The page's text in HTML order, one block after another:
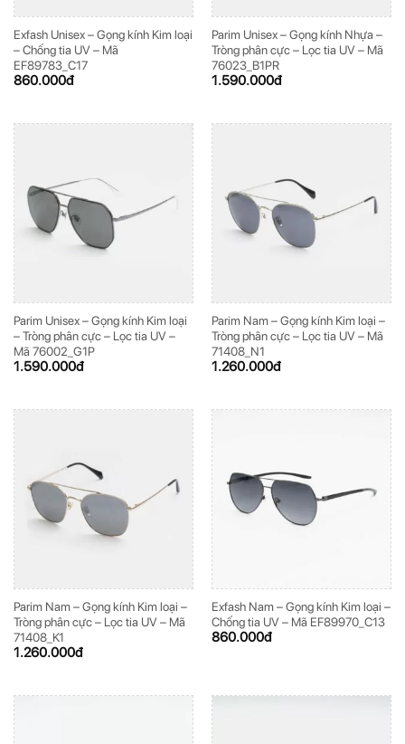
Exfash Unisex – Gọng kính Kim loại
– Chống tia UV – Mã
EF89783_C17
860.000đ
Parim Unisex – Gọng kính Nhựa –
Tròng phân cực – Lọc tia UV – Mã
76023_B1PR
1.590.000đ
Parim Unisex – Gọng kính Kim loại
– Tròng phân cực – Lọc tia UV –
Mã 76002_G1P
1.590.000đ
Parim Nam – Gọng kính Kim loại –
Tròng phân cực – Lọc tia UV – Mã
71408_N1
1.260.000đ
Parim Nam – Gọng kính Kim loại –
Tròng phân cực – Lọc tia UV – Mã
71408_K1
1.260.000đ
Exfash Nam – Gọng kính Kim loại –
Chống tia UV – Mã EF89970_C13
860.000đ